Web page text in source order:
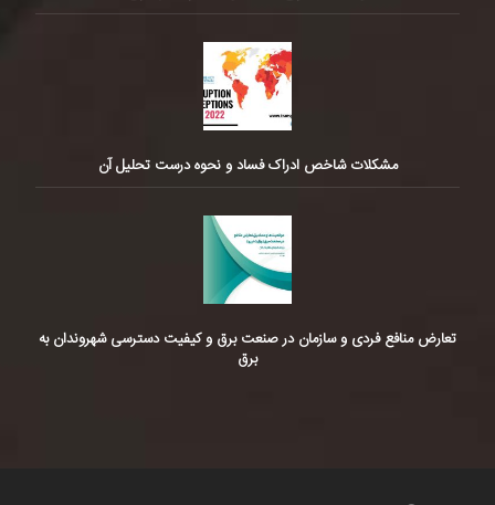
مشکلات شاخص ادراک فساد و نحوه درست تحلیل آن
تعارض منافع فردی و سازمان در صنعت برق و کیفیت دسترسی شهروندان به
برق